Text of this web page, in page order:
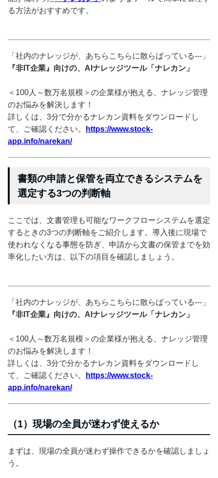
る方法がおすすめです。
「社内のナレッジが、あちらこちらに散らばっている---」
『非IT企業』向けの、AIナレッジツール「ナレカン」
＜100人～数万名規模＞の企業様が抱える、ナレッジ管理
のお悩みを解決します！
詳しくは、3分で分かるナレカン資料をダウンロードし
て、ご確認ください。
https://www.stock-
app.info/narekan/
書類の申請と保管を両立できるシステムを
選定する3つの判断軸
ここでは、文書管理も可能なワークフローシステムを選定
するときの3つの判断軸をご紹介します。導入後に現場で
使われなくなる事態を防ぎ、申請から文書の保管までを効
率化したい方は、以下の項目を確認しましょう。
「社内のナレッジが、あちらこちらに散らばっている---」
『非IT企業』向けの、AIナレッジツール「ナレカン」
＜100人～数万名規模＞の企業様が抱える、ナレッジ管理
のお悩みを解決します！
詳しくは、3分で分かるナレカン資料をダウンロードし
て、ご確認ください。
https://www.stock-
app.info/narekan/
（1）現場の全員が迷わず使えるか
まずは、現場の全員が迷わず操作できるかを確認しましょ
う。